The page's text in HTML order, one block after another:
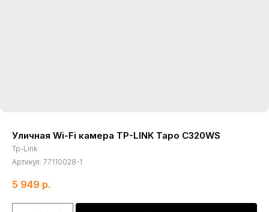
Уличная Wi-Fi камера TP-LINK Tapo C320WS
Tp-Link
Артикул: 77110028-1
5 949 р.